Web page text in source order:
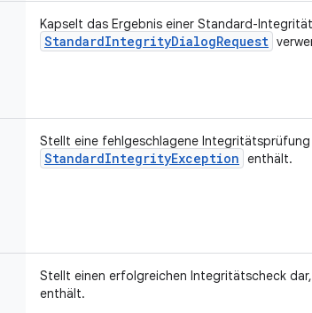
Kapselt das Ergebnis einer Standard-
StandardIntegrityDialogRequest
Stellt eine fehlgeschlagene
StandardIntegrityException enthält.
Stellt einen erfolgreichen Integritätscheck
enthält.